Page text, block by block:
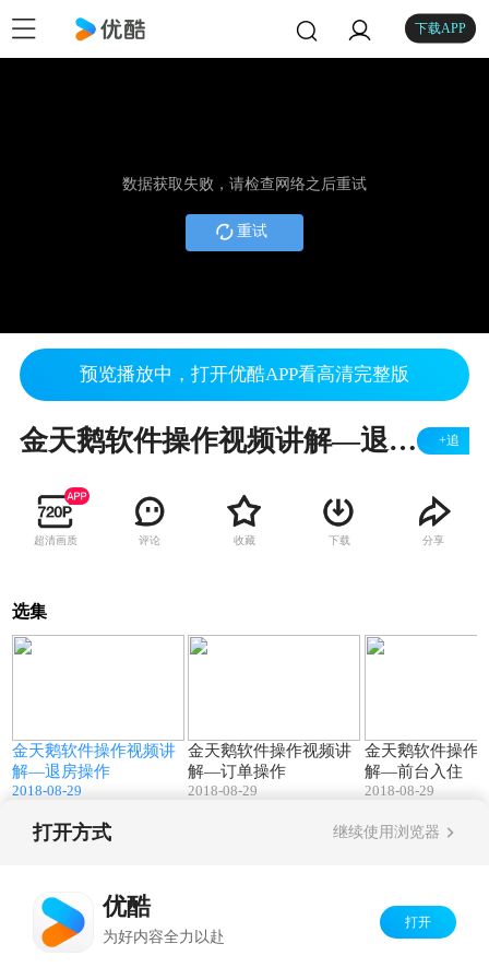
下载APP
数据获取失败，请检查网络之后重试
重试
预览播放中，打开优酷APP看高清完整版
金天鹅软件操作视频讲解—退房操作 +追
超清画质 评论 收藏 下载 分享
选集
金天鹅软件操作视频讲
解—退房操作
2018-08-29
金天鹅软件操作视频讲
解—订单操作
2018-08-29
金天鹅软件操作
解—前台入住
2018-08-29
打开方式 继续使用浏览器
优酷
为好内容全力以赴
打开